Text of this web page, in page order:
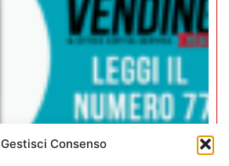
Gestisci Consenso